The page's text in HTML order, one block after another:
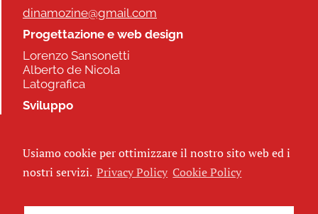
dinamozine@gmail.com
Progettazione e web design
Lorenzo Sansonetti
Alberto de Nicola
Latografica
Sviluppo
Seguici
Usiamo cookie per ottimizzare il nostro sito web ed i
nostri servizi. Privacy Policy Cookie Policy